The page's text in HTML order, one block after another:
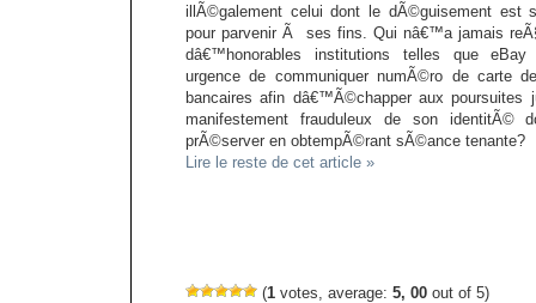
illÃ©galement celui dont le dÃ©guisement est
pour parvenir Ã ses fins. Qui nâ€™a jamais
dâ€™honorables institutions telles que
urgence de communiquer numÃ©ro de carte
bancaires afin dâ€™Ã©chapper aux
manifestement frauduleux de son identitÃ©
prÃ©server en obtempÃ©rant sÃ©ance tenante?
Lire le reste de cet article »
(1 votes, average: 5, 00 out of 5)